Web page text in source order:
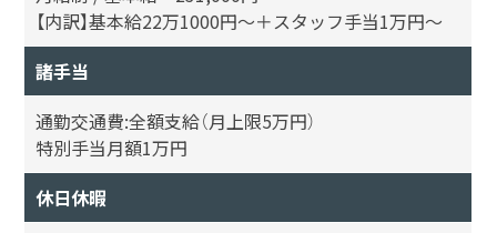
【内訳】基本給22万1000円～＋スタッフ手当1万円～
諸手当
通勤交通費:全額支給（月上限5万円）
特別手当月額1万円
休日休暇